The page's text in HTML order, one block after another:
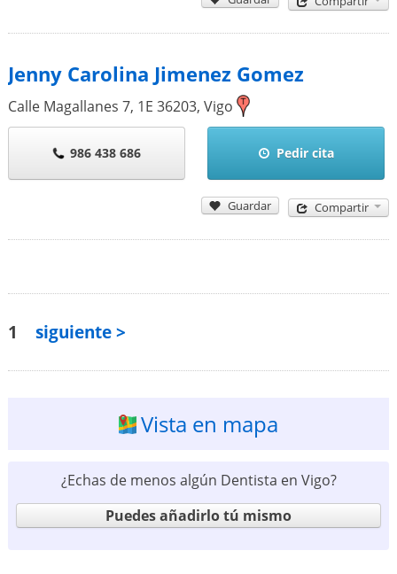
Jenny Carolina Jimenez Gomez
Calle Magallanes 7, 1E 36203, Vigo
986 438 686 Pedir cita
Guardar Compartir
1 siguiente >
Vista en mapa
¿Echas de menos algún Dentista en Vigo?
Puedes añadirlo tú mismo